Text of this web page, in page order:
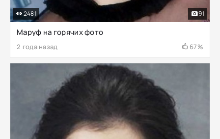
Маруф на горячих фото
2 года назад 67%
2481 91